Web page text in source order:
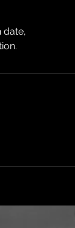
date,